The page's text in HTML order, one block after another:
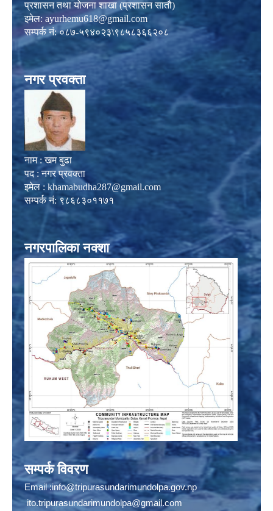
प्रशासन तथा योजना शाखा (प्रशासन सातौ)
इमेल: ayurhemu618@gmail.com
सम्पर्क नं: ०८७-५९४०२३\९८५८३६६२०८
नगर प्रवक्ता
नाम : खम बुढा
पद : नगर प्रवक्ता
इमेल : khamabudha287@gmail.com
सम्पर्क नं: ९८६८३०११७१
नगरपालिका नक्शा
सम्पर्क विवरण
Email :info@tripurasundarimundolpa.gov.np
ito.tripurasundarimundolpa@gmail.com